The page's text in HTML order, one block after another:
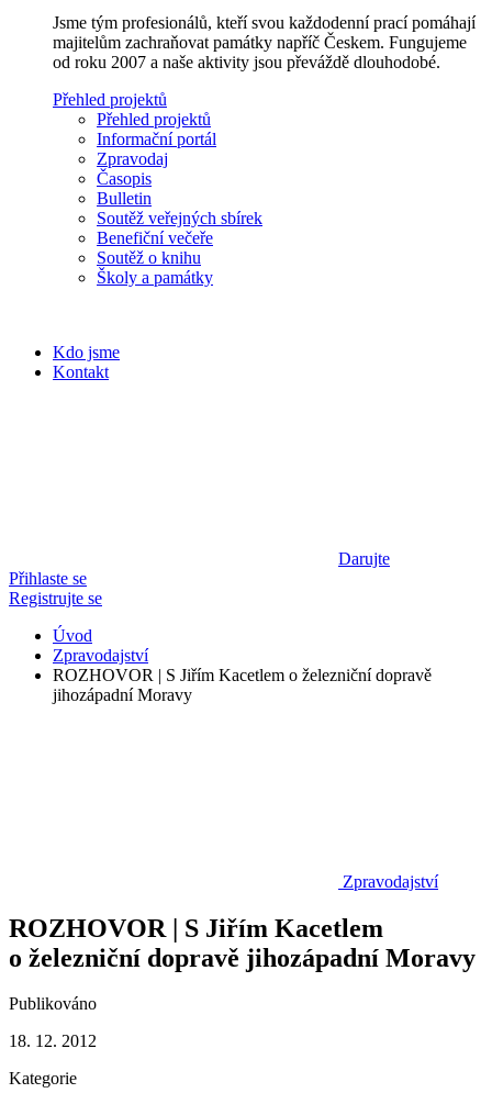
Jsme tým profesionálů, kteří svou každodenní prací pomáhají
majitelům zachraňovat památky napříč Českem. Fungujeme
od roku 2007 a naše aktivity jsou převáždě dlouhodobé.
Přehled projektů
Přehled projektů
Informační portál
Zpravodaj
Časopis
Bulletin
Soutěž veřejných sbírek
Benefiční večeře
Soutěž o knihu
Školy a památky
Kdo jsme
Kontakt
Darujte
Přihlaste se
Registrujte se
Úvod
Zpravodajství
ROZHOVOR | S Jiřím Kacetlem o železniční dopravě
jihozápadní Moravy
Zpravodajství
ROZHOVOR | S Jiřím Kacetlem
o železniční dopravě jihozápadní Moravy
Publikováno
18. 12. 2012
Kategorie